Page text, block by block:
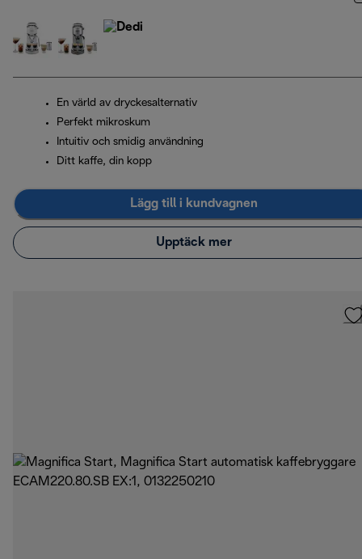
En värld av dryckesalternativ
Perfekt mikroskum
Intuitiv och smidig användning
Ditt kaffe, din kopp
Lägg till i kundvagnen
Upptäck mer